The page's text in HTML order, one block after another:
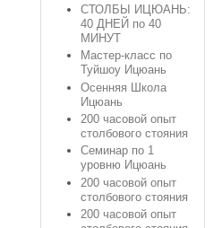
СТОЛБЫ ИЦЮАНЬ:
40 ДНЕЙ по 40
МИНУТ
Мастер-класс по
Туйшоу Ицюань
Осенняя Школа
Ицюань
200 часовой опыт
столбового стояния
Семинар по 1
уровню Ицюань
200 часовой опыт
столбового стояния
200 часовой опыт